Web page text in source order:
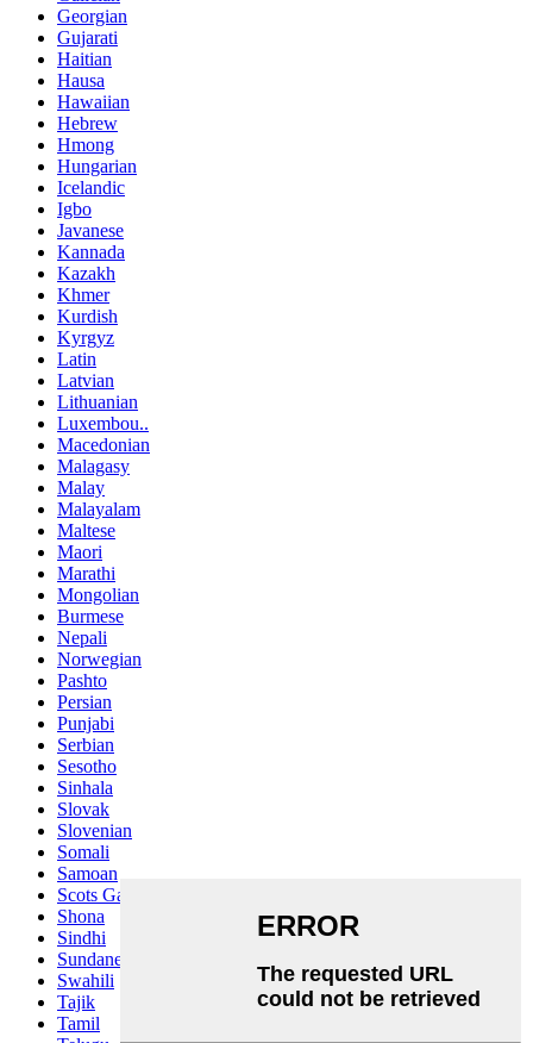
Georgian
Gujarati
Haitian
Hausa
Hawaiian
Hebrew
Hmong
Hungarian
Icelandic
Igbo
Javanese
Kannada
Kazakh
Khmer
Kurdish
Kyrgyz
Latin
Latvian
Lithuanian
Luxembou..
Macedonian
Malagasy
Malay
Malayalam
Maltese
Maori
Marathi
Mongolian
Burmese
Nepali
Norwegian
Pashto
Persian
Punjabi
Serbian
Sesotho
Sinhala
Slovak
Slovenian
Somali
Samoan
Scots Gaelic
Shona
Sindhi
Sundanese
Swahili
Tajik
Tamil